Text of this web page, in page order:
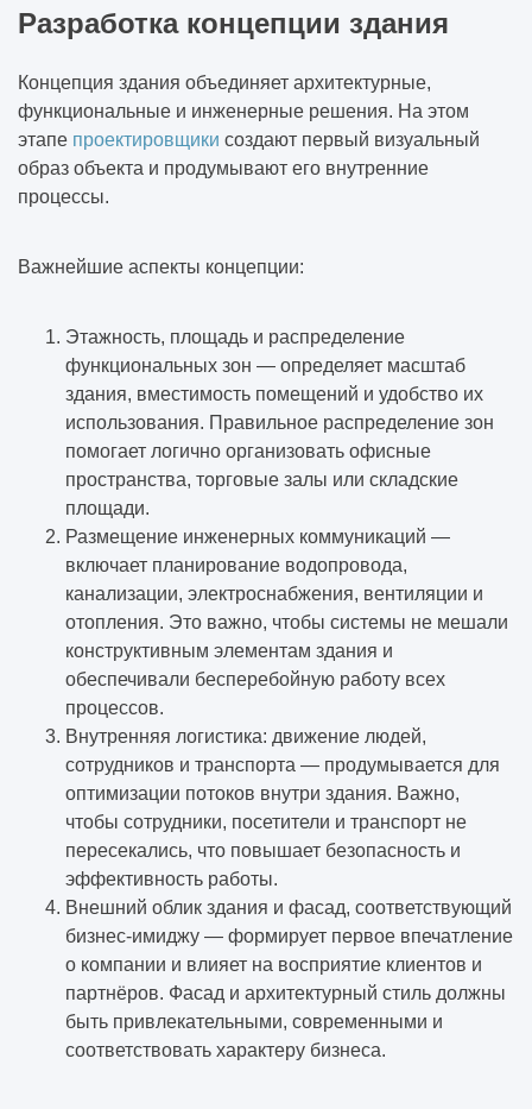
Разработка концепции здания
Концепция здания объединяет архитектурные,
функциональные и инженерные решения. На этом
этапе проектировщики создают первый визуальный
образ объекта и продумывают его внутренние
процессы.
Важнейшие аспекты концепции:
Этажность, площадь и распределение
функциональных зон — определяет масштаб
здания, вместимость помещений и удобство их
использования. Правильное распределение зон
помогает логично организовать офисные
пространства, торговые залы или складские
площади.
Размещение инженерных коммуникаций —
включает планирование водопровода,
канализации, электроснабжения, вентиляции и
отопления. Это важно, чтобы системы не мешали
конструктивным элементам здания и
обеспечивали бесперебойную работу всех
процессов.
Внутренняя логистика: движение людей,
сотрудников и транспорта — продумывается для
оптимизации потоков внутри здания. Важно,
чтобы сотрудники, посетители и транспорт не
пересекались, что повышает безопасность и
эффективность работы.
Внешний облик здания и фасад, соответствующий
бизнес-имиджу — формирует первое впечатление
о компании и влияет на восприятие клиентов и
партнёров. Фасад и архитектурный стиль должны
быть привлекательными, современными и
соответствовать характеру бизнеса.